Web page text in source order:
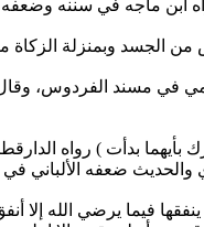
في مسند الفردوس،
بأيهما بدأت ) رواه
والحديث ضعفه الألباني
ينفقها فيما يرضي الله